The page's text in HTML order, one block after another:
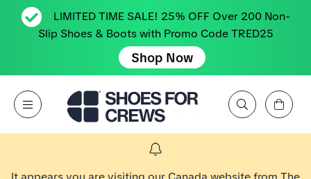
LIMITED TIME SALE! 25% OFF Over 200 Non-
Slip Shoes & Boots with Promo Code TRED25
Shop Now
Open Menu
Aller à la page d’accueil Shoes For Crews
Rechercher par marque, caractéristique, style, couleur, etc.
Affichez le panier